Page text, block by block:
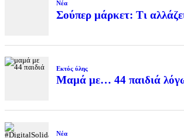
Νέα
Σούπερ μάρκετ: Τι
Εκτός ύλης
Μαμά με… 44 παιδιά λόγω
Νέα